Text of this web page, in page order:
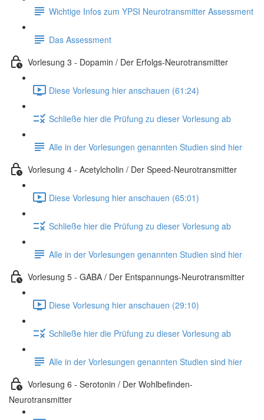
Wichtige Infos zum YPSI Neurotransmitter Assessment
Das Assessment
Vorlesung 3 - Dopamin / Der Erfolgs-Neurotransmitter
Diese Vorlesung hier anschauen (61:24)
Schließe hier die Prüfung zu dieser Vorlesung ab
Alle in der Vorlesungen genannten Studien sind hier
Vorlesung 4 - Acetylcholin / Der Speed-Neurotransmitter
Diese Vorlesung hier anschauen (65:01)
Schließe hier die Prüfung zu dieser Vorlesung ab
Alle in der Vorlesungen genannten Studien sind hier
Vorlesung 5 - GABA / Der Entspannungs-Neurotransmitter
Diese Vorlesung hier anschauen (29:10)
Schließe hier die Prüfung zu dieser Vorlesung ab
Alle in der Vorlesungen genannten Studien sind hier
Vorlesung 6 - Serotonin / Der Wohlbefinden-
Neurotransmitter